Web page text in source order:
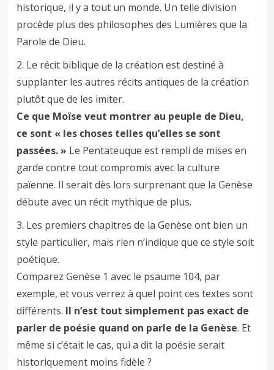
historique, il y a tout un monde. Un telle division
procède plus des philosophes des Lumières que la
Parole de Dieu.
2. Le récit biblique de la création est destiné à
supplanter les autres récits antiques de la création
plutôt que de les imiter.
Ce que Moïse veut montrer au peuple de Dieu,
ce sont « les choses telles qu’elles se sont
passées. » Le Pentateuque est rempli de mises en
garde contre tout compromis avec la culture
païenne. Il serait dès lors surprenant que la Genèse
débute avec un récit mythique de plus.
3. Les premiers chapitres de la Genèse ont bien un
style particulier, mais rien n’indique que ce style soit
poétique.
Comparez Genèse 1 avec le psaume 104, par
exemple, et vous verrez à quel point ces textes sont
différents. Il n’est tout simplement pas exact de
parler de poésie quand on parle de la Genèse. Et
même si c’était le cas, qui a dit la poésie serait
historiquement moins fidèle ?